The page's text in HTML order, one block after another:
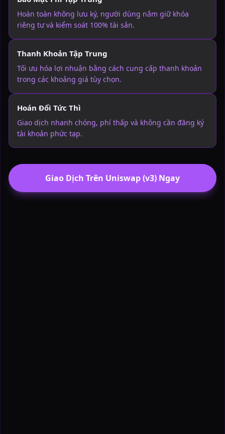
Hoàn toàn không lưu ký, người dùng nắm giữ khóa
riêng tư và kiểm soát 100% tài sản.
Thanh Khoản Tập Trung
Tối ưu hóa lợi nhuận bằng cách cung cấp thanh khoản
trong các khoảng giá tùy chọn.
Hoán Đổi Tức Thì
Giao dịch nhanh chóng, phí thấp và không cần đăng ký
tài khoản phức tạp.
Giao Dịch Trên Uniswap (v3) Ngay